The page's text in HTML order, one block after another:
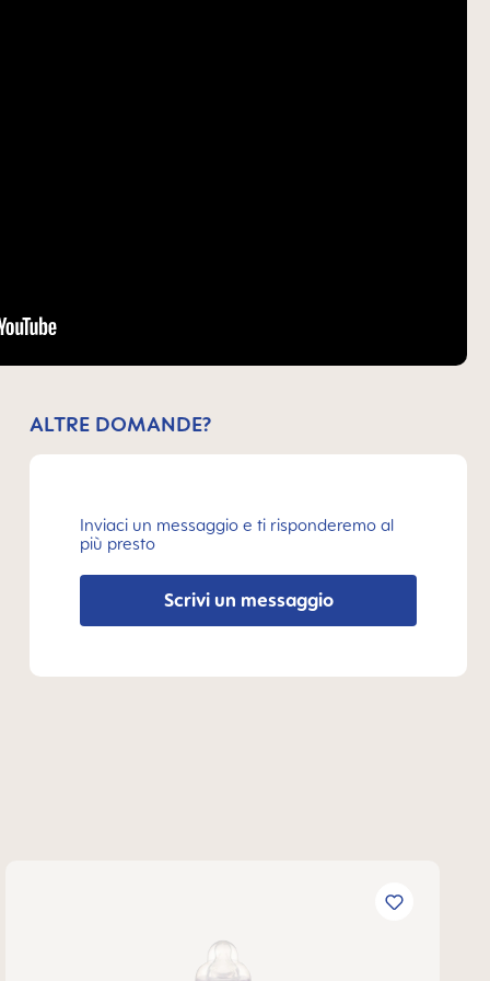
ALTRE DOMANDE?
Inviaci un messaggio e ti risponderemo al
più presto
Scrivi un messaggio